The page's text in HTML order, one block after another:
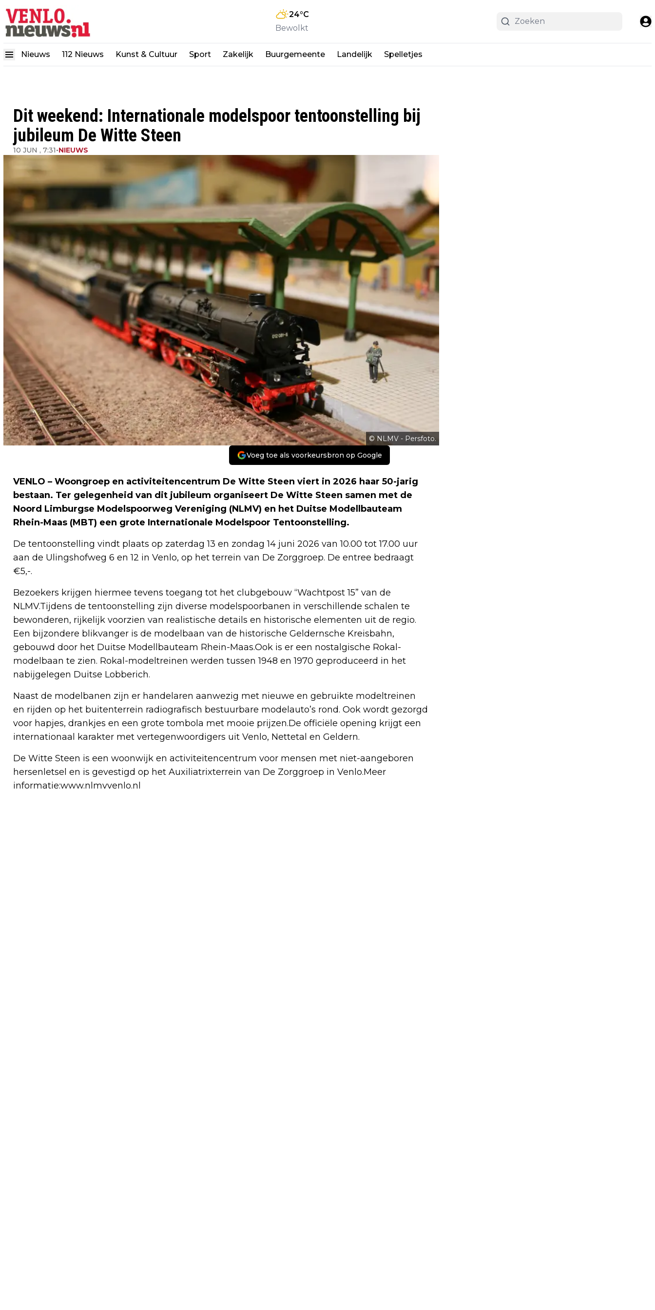
24°C
Bewolkt
Nieuws 112 Nieuws Kunst & Cultuur Sport Zakelijk Buurgemeente Landelijk Spelletjes
Dit weekend: Internationale modelspoor tentoonstelling bij
jubileum De Witte Steen
10 JUN , 7:31•NIEUWS
© NLMV - Persfoto.
Voeg toe als voorkeursbron op Google
VENLO – Woongroep en activiteitencentrum De Witte Steen viert in 2026 haar 50-jarig
bestaan. Ter gelegenheid van dit jubileum organiseert De Witte Steen samen met de
Noord Limburgse Modelspoorweg Vereniging (NLMV) en het Duitse Modellbauteam
Rhein-Maas (MBT) een grote Internationale Modelspoor Tentoonstelling.
De tentoonstelling vindt plaats op zaterdag 13 en zondag 14 juni 2026 van 10.00 tot 17.00 uur
aan de Ulingshofweg 6 en 12 in Venlo, op het terrein van De Zorggroep. De entree bedraagt
€5,-.
Bezoekers krijgen hiermee tevens toegang tot het clubgebouw “Wachtpost 15” van de
NLMV.Tijdens de tentoonstelling zijn diverse modelspoorbanen in verschillende schalen te
bewonderen, rijkelijk voorzien van realistische details en historische elementen uit de regio.
Een bijzondere blikvanger is de modelbaan van de historische Geldernsche Kreisbahn,
gebouwd door het Duitse Modellbauteam Rhein-Maas.Ook is er een nostalgische Rokal-
modelbaan te zien. Rokal-modeltreinen werden tussen 1948 en 1970 geproduceerd in het
nabijgelegen Duitse Lobberich.
Naast de modelbanen zijn er handelaren aanwezig met nieuwe en gebruikte modeltreinen
en rijden op het buitenterrein radiografisch bestuurbare modelauto’s rond. Ook wordt gezorgd
voor hapjes, drankjes en een grote tombola met mooie prijzen.De officiële opening krijgt een
internationaal karakter met vertegenwoordigers uit Venlo, Nettetal en Geldern.
De Witte Steen is een woonwijk en activiteitencentrum voor mensen met niet-aangeboren
hersenletsel en is gevestigd op het Auxiliatrixterrein van De Zorggroep in Venlo.Meer
informatie:www.nlmvvenlo.nl